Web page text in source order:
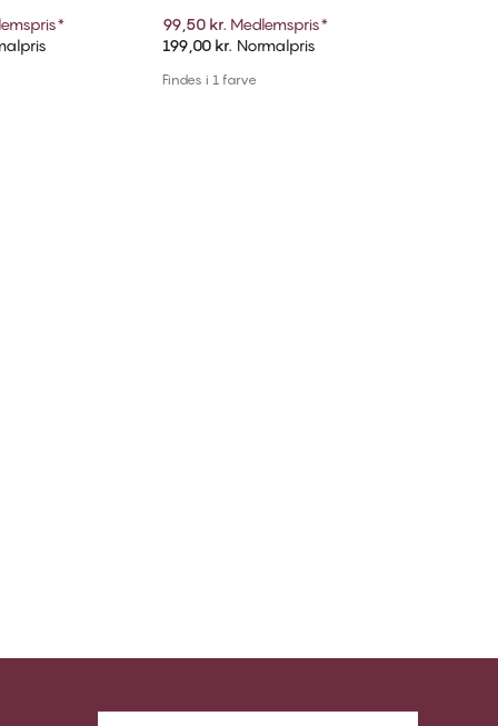
til kurv
*
Tilføj til kurv
99,50 kr. Medlemspris*
199,00 kr. Normalpris
Findes i 1 farve